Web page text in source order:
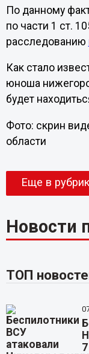
По данному
по части 1 ст.
расследованию
Как стало
юноша
будет
Фото: скрин
области
Еще в
Новости
ТОП